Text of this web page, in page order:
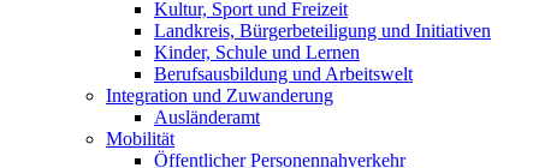
Kultur, Sport und Freizeit
Landkreis, Bürgerbeteiligung und Initiativen
Kinder, Schule und Lernen
Berufsausbildung und Arbeitswelt
Integration und Zuwanderung
Ausländeramt
Mobilität
Öffentlicher Personennahverkehr